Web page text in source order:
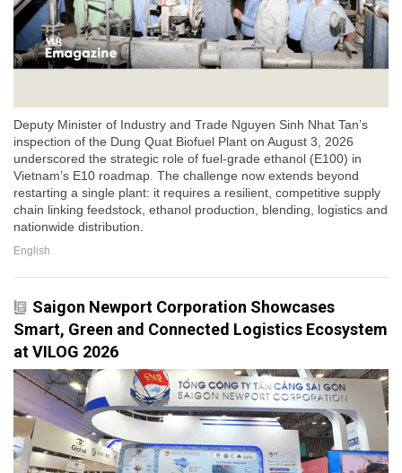
Deputy Minister of Industry and Trade Nguyen Sinh Nhat Tan’s
inspection of the Dung Quat Biofuel Plant on August 3, 2026
underscored the strategic role of fuel-grade ethanol (E100) in
Vietnam’s E10 roadmap. The challenge now extends beyond
restarting a single plant: it requires a resilient, competitive supply
chain linking feedstock, ethanol production, blending, logistics and
nationwide distribution.
English
Saigon Newport Corporation Showcases
Smart, Green and Connected Logistics Ecosystem
at VILOG 2026